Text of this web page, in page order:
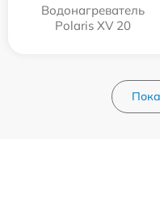
Водонагреватель
Polaris XV 20